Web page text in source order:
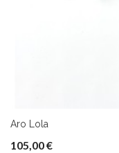
Aro Lola
105,00 €